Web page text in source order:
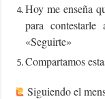
Hoy me enseña
para
«Seguirte»
Compartamos
Siguiendo el